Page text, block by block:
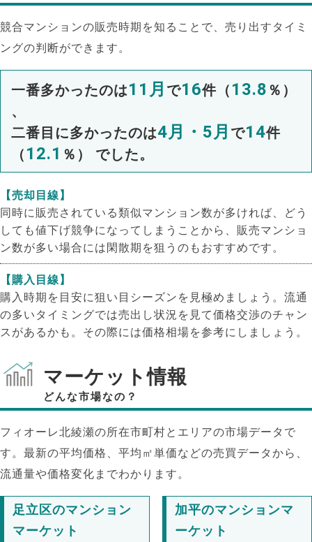
競合マンションの販売時期を知ることで、売り出すタイミ
ングの判断ができます。
一番多かったのは11月 で16件（ 13.8 ％）
、
二番目に多かったのは4月・5月 で14件
（ 12.1 ％） でした。
【売却目線】
同時に販売されている類似マンション数が多ければ、どう
しても値下げ競争になってしまうことから、販売マンショ
ン数が多い場合には閑散期を狙うのもおすすめです。
【購入目線】
購入時期を目安に狙い目シーズンを見極めましょう。流通
の多いタイミングでは売出し状況を見て価格交渉のチャン
スがあるかも。その際には価格相場を参考にしましょう。
マーケット情報
どんな市場なの？
フィオーレ北綾瀬の所在市町村とエリアの市場データで
す。最新の平均価格、平均㎡単価などの売買データから、
流通量や価格変化までわかります。
足立区のマンション
マーケット
加平のマンションマ
ーケット